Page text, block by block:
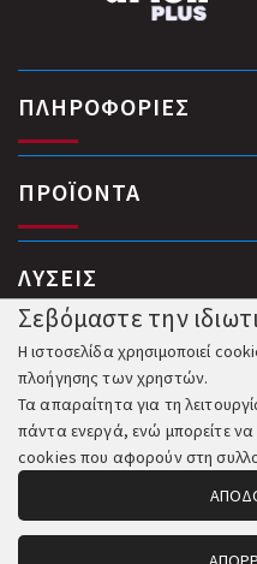
ΠΛΗΡΟΦΟΡΙΕΣ
ΠΡΟΪΟΝΤΑ
ΛΥΣΕΙΣ
Σεβόμαστε την
Η ιστοσελίδα χρησιμοποιεί
πλοήγησης των χρηστών.
Τα απαραίτητα για τη
πάντα ενεργά, ενώ μπορείτε να
cookies που αφορούν στη